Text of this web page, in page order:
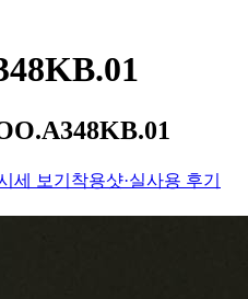
세 보기 착용샷·실사용 후기